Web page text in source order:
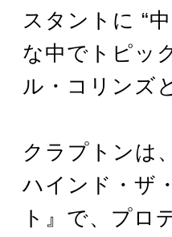
スタントに “
な中でトピッ
ル・コリンズ
クラプトンは
ハインド・ザ
ト』で、プロ